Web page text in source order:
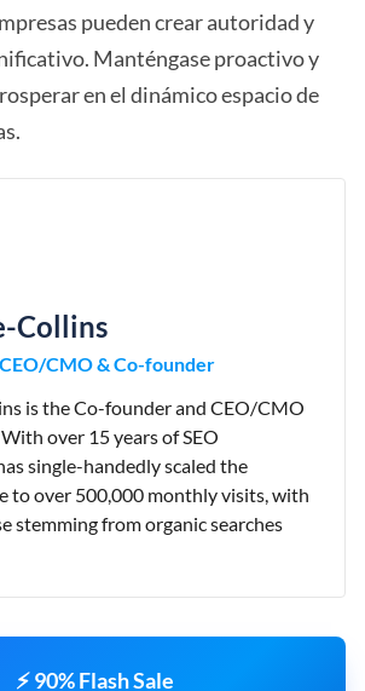
pueden crear autoridad y
Manténgase proactivo y
en el dinámico espacio de
Collins
CMO & Co-founder
is the Co-founder and CEO/CMO
over 15 years of SEO
single-handedly scaled the
to over 500,000 monthly visits, with
stemming from organic searches
⚡ 90% Flash Sale